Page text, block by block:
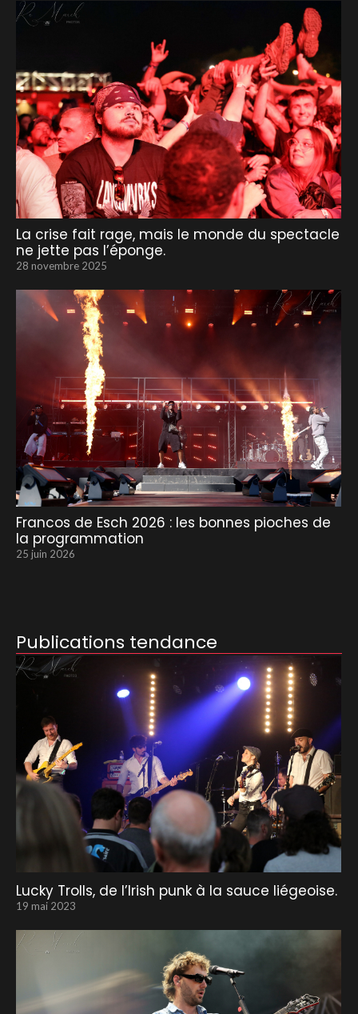
La crise fait rage, mais le monde du spectacle
ne jette pas l’éponge.
28 novembre 2025
Francos de Esch 2026 : les bonnes pioches de
la programmation
25 juin 2026
Publications tendance
Lucky Trolls, de l’Irish punk à la sauce liégeoise.
19 mai 2023